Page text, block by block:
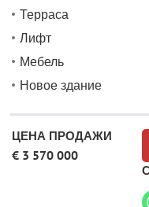
Терраса
Лифт
Мебель
Новое здание
ЦЕНА ПРОДАЖИ
€ 3 570 000